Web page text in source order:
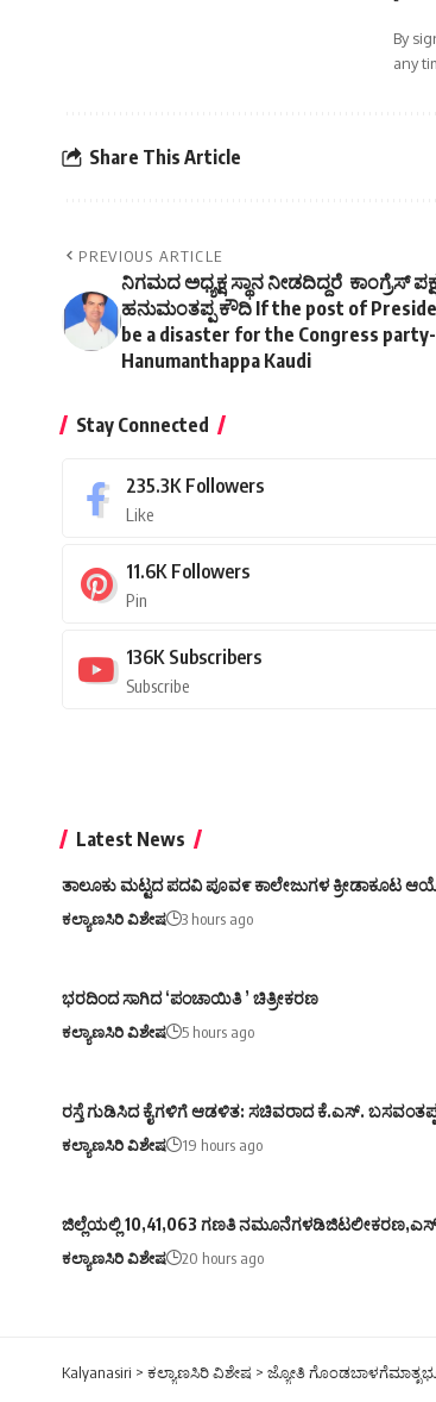
By
any
Share This Article
PREVIOUS ARTICLE
ನಿಗಮದ ಅಧ್ಯಕ್ಷ ಸ್ಥಾನ ನೀಡದಿದ್ದರೆ ಕಾಂಗ್ರೆಸ್
ಹನುಮಂತಪ್ಪ ಕೌದಿ If the post of
be a disaster for the Congress
Hanumanthappa Kaudi
Stay Connected
235.3K Followers
Like
11.6K Followers
Pin
136K Subscribers
Subscribe
Latest News
ತಾಲೂಕು ಮಟ್ಟದ ಪದವಿ ಪೂವ೯ ಕಾಲೇಜುಗಳ ಕ್ರೀಡಾಕೂಟ
ಕಲ್ಯಾಣಸಿರಿ ವಿಶೇಷ 3 hours ago
ಭರದಿಂದ ಸಾಗಿದ ‘ಪಂಚಾಯಿತಿ ’ ಚಿತ್ರೀಕರಣ
ಕಲ್ಯಾಣಸಿರಿ ವಿಶೇಷ 5 hours ago
ರಸ್ತೆ ಗುಡಿಸಿದ ಕೈಗಳಿಗೆ ಆಡಳಿತ: ಸಚಿವರಾದ ಕೆ.ಎಸ್.
ಕಲ್ಯಾಣಸಿರಿ ವಿಶೇಷ 19 hours ago
ಜಿಲ್ಲೆಯಲ್ಲಿ 10,41,063 ಗಣತಿ
ಕಲ್ಯಾಣಸಿರಿ ವಿಶೇಷ 20 hours ago
Kalyanasiri > ಕಲ್ಯಾಣಸಿರಿ ವಿಶೇಷ > ಜ್ಯೋತಿ